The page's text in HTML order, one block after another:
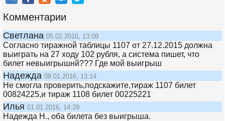
Комментарии
Светлана 05.02.2016, 13:09
Согласно тиражной таблицы 1107 от 27.12.2015 должна
выиграть на 27 ходу 102 рубля, а система пишет, что
билет невыигрышнй??? Где мой выигрыш
Надежда 08.01.2016, 13:14
Не смогла проверить,подскажите,тираж 1107 билет
00824225,и тираж 1108 билет 00225221
Илья 01.01.2016, 14:29
Надежда Н., оба билета без выигрыша.